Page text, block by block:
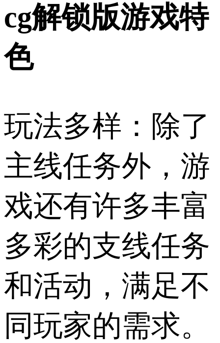
cg解锁版游戏特
色
玩法多样：除了
主线任务外，游
戏还有许多丰富
多彩的支线任务
和活动，满足不
同玩家的需求。